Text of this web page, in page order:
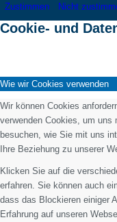
Zustimmen Nicht
Cookie- und
Wie wir Cookies verwenden
Wir können Cookies
verwenden Cookies, um uns
besuchen, wie Sie mit uns
Ihre Beziehung zu unserer
Klicken Sie auf die
erfahren. Sie können auch
dass das Blockieren einiger
Erfahrung auf unseren